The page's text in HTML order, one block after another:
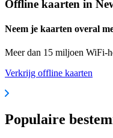
Offline kaarten in
Neem je kaarten overal
Meer dan 15 miljoen WiFi-
Verkrijg offline kaarten
Populaire